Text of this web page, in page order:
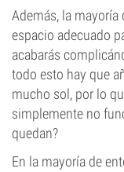
Además, la
espacio adecuado
acabarás
todo esto hay que
mucho sol, por lo
simplemente no
quedan?
En la mayoría de